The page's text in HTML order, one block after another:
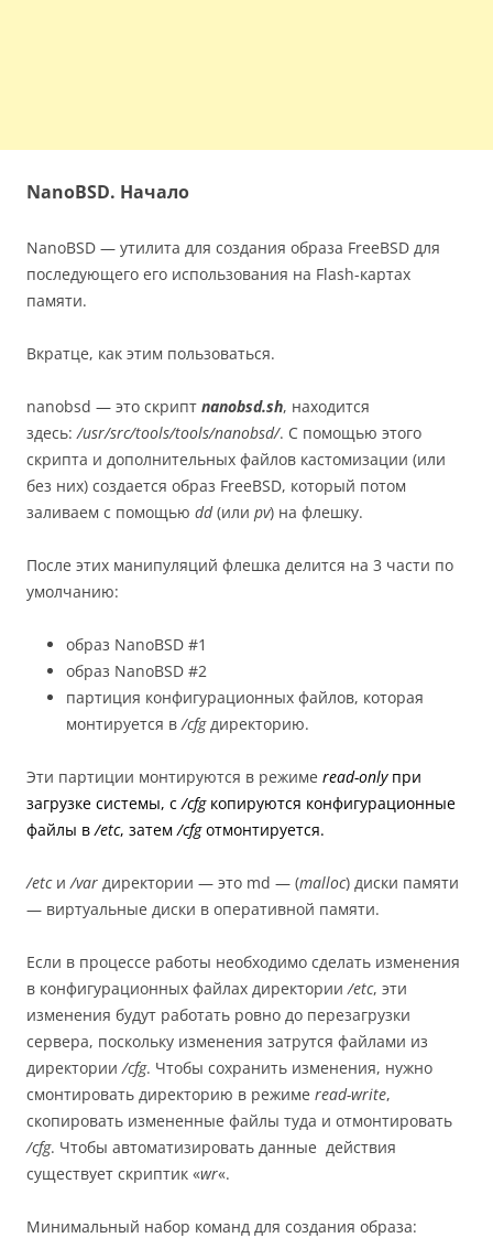
NanoBSD. Начало
NanoBSD — утилита для создания образа FreeBSD для
последующего его использования на Flash-картах
памяти.
Вкратце, как этим пользоваться.
nanobsd — это скрипт nanobsd.sh, находится
здесь:/usr/src/tools/tools/nanobsd/. С помощью этого
скрипта и дополнительных файлов кастомизации (или
без них) создается образ FreeBSD, который потом
заливаем с помощью dd(или pv) на флешку.
После этих манипуляций флешка делится на 3 части по
умолчанию:
образ NanoBSD #1
образ NanoBSD #2
партиция конфигурационных файлов, которая
монтируется в/cfgдиректорию.
Эти партиции монтируются в режиме read-onlyпри
загрузке системы, с/cfgкопируются конфигурационные
файлы в/etc, затем/cfgотмонтируется.
/etcи/var директории — это md — (malloc) диски памяти
— виртуальные диски в оперативной памяти.
Если в процессе работы необходимо сделать изменения
в конфигурационных файлах директории/etc, эти
изменения будут работать ровно до перезагрузки
сервера, поскольку изменения затрутся файлами из
директории/cfg. Чтобы сохранить изменения, нужно
смонтировать директорию в режиме read-write,
скопировать измененные файлы туда и отмонтировать
/cfg. Чтобы автоматизировать данные действия
существует скриптик «wr«.
Минимальный набор команд для создания образа: